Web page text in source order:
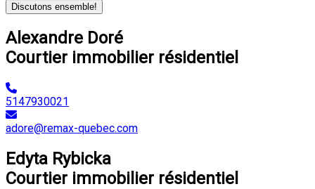
Discutons ensemble!
Alexandre Doré
Courtier immobilier résidentiel
5147930021
adore@remax-quebec.com
Edyta Rybicka
Courtier immobilier résidentiel